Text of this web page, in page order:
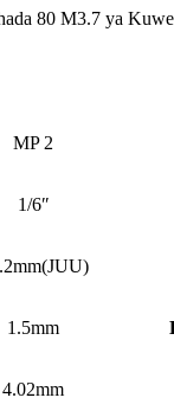
80 M3.7 ya
MP 2
1/6″
1.5mm
4.02mm